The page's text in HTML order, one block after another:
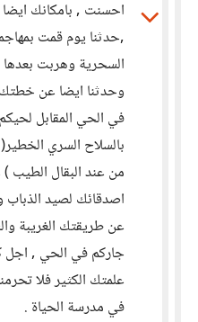
احسنت , بامكانك
,حدثنا يوم قمت
السحرية وهربت بعدها
وحدثنا ايضا عن خطتك
في الحي المقابل
بالسلاح السري
من عند البقال الطيب
اصدقائك لصيد
عن طريقتك الغريبة
جاركم في الحي , اجل
علمتك الكثير فلا
في مدرسة الحياة .